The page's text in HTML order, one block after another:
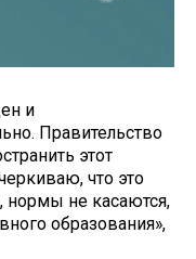
и
Правительство
этот
что это
нормы не касаются,
образования»,